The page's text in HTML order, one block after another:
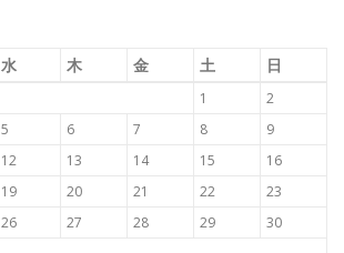
水 木 金 土 日
1
2
5 6 7 8
9
12 13 14 15
16
19 20 21 22
23
26 27 28 29
30